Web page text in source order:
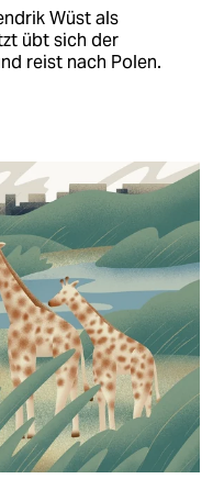
Wüst als
übt sich der
reist nach Polen.